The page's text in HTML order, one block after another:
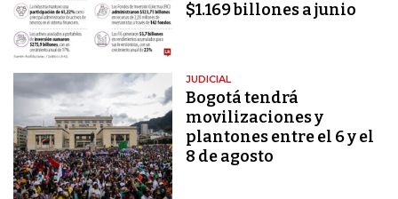
$1.169 billones a junio
JUDICIAL
Bogotá tendrá
movilizaciones y
plantones entre el 6 y el
8 de agosto